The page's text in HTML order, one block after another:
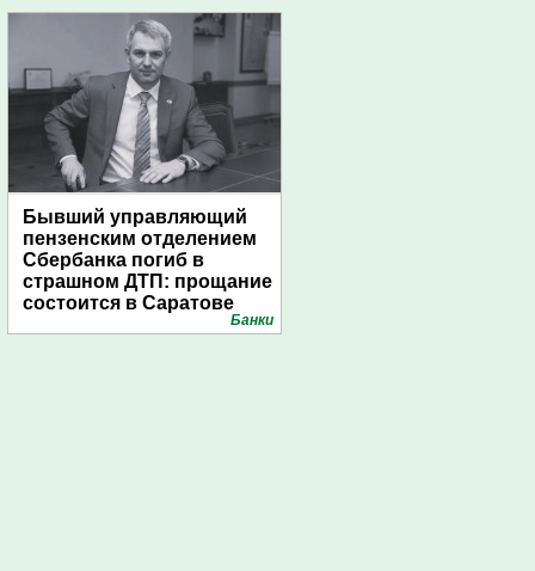
Бывший управляющий
пензенским отделением
Сбербанка погиб в
страшном ДТП: прощание
состоится в Саратове
Банки